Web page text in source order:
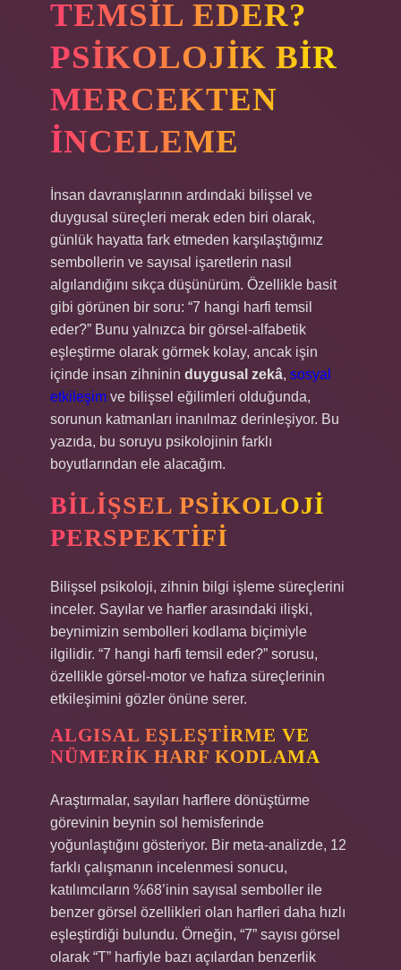
TEMSIL EDER?
PSIKOLOJIK BIR
MERCEKTEN
İNCELEME
İnsan davranışlarının ardındaki bilişsel ve
duygusal süreçleri merak eden biri olarak,
günlük hayatta fark etmeden karşılaştığımız
sembollerin ve sayısal işaretlerin nasıl
algılandığını sıkça düşünürüm. Özellikle basit
gibi görünen bir soru: “7 hangi harfi temsil
eder?” Bunu yalnızca bir görsel-alfabetik
eşleştirme olarak görmek kolay, ancak işin
içinde insan zihninin duygusal zekâ, sosyal
etkileşim ve bilişsel eğilimleri olduğunda,
sorunun katmanları inanılmaz derinleşiyor. Bu
yazıda, bu soruyu psikolojinin farklı
boyutlarından ele alacağım.
BILIŞSEL PSIKOLOJI
PERSPEKTIFI
Bilişsel psikoloji, zihnin bilgi işleme süreçlerini
inceler. Sayılar ve harfler arasındaki ilişki,
beynimizin sembolleri kodlama biçimiyle
ilgilidir. “7 hangi harfi temsil eder?” sorusu,
özellikle görsel-motor ve hafıza süreçlerinin
etkileşimini gözler önüne serer.
ALGISAL EŞLEŞTIRME VE
NÜMERIK HARF KODLAMA
Araştırmalar, sayıları harflere dönüştürme
görevinin beynin sol hemisferinde
yoğunlaştığını gösteriyor. Bir meta-analizde, 12
farklı çalışmanın incelenmesi sonucu,
katılımcıların %68’inin sayısal semboller ile
benzer görsel özellikleri olan harfleri daha hızlı
eşleştirdiği bulundu. Örneğin, “7” sayısı görsel
olarak “T” harfiyle bazı açılardan benzerlik